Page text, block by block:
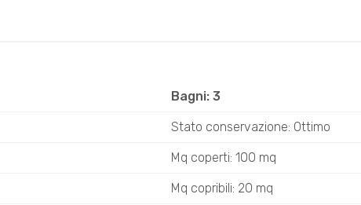
Bagni: 3
Stato conservazione: Ottimo
Mq coperti: 100 mq
Mq copribili: 20 mq